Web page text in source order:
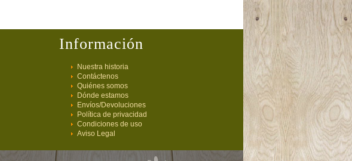
Información
Nuestra historia
Contáctenos
Quiénes somos
Dónde estamos
Envíos/Devoluciones
Política de privacidad
Condiciones de uso
Aviso Legal